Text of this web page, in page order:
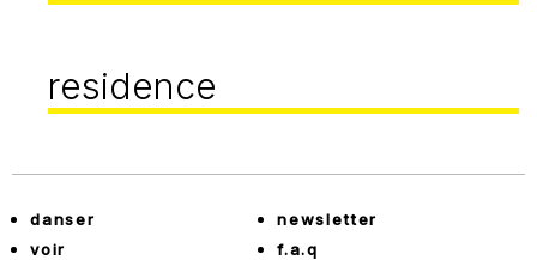
residence
danser
voir
newsletter
f.a.q